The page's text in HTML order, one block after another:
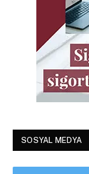
SOSYAL MEDYA